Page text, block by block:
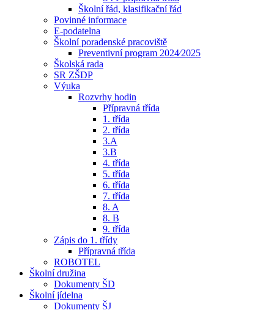
Školní řád, klasifikační řád
Povinné informace
E-podatelna
Školní poradenské pracoviště
Preventivní program 2024⁄2025
Školská rada
SR ZŠDP
Výuka
Rozvrhy hodin
Přípravná třída
1. třída
2. třída
3.A
3.B
4. třída
5. třída
6. třída
7. třída
8. A
8. B
9. třída
Zápis do 1. třídy
Přípravná třída
ROBOTEL
Školní družina
Dokumenty ŠD
Školní jídelna
Dokumenty ŠJ